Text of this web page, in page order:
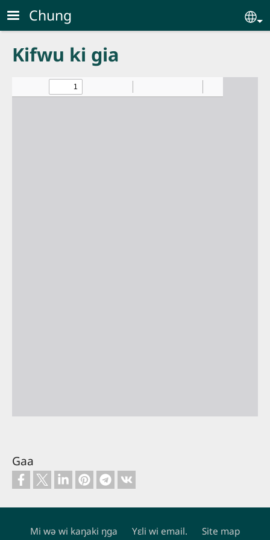
Skip to main content
Chung
Kifwu ki gia
Gaa
Mi wə wi kaŋaki ŋga Yɛli wi email. Site map